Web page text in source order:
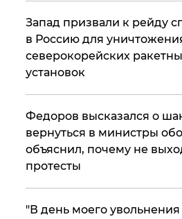
Запад призвали к рейду
в Россию для
северокорейских
установок
Федоров высказался о
вернуться в министры
объяснил, почему не
протесты
​"В день моего